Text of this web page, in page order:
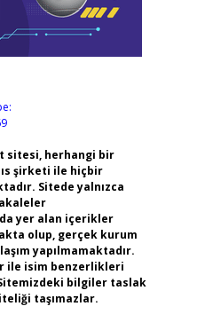
sitesi, herhangi bir
şirketi ile hiçbir
Sitede yalnızca
yer alan içerikler
olup, gerçek kurum
yapılmamaktadır.
ile isim benzerlikleri
bilgiler taslak
taşımazlar.